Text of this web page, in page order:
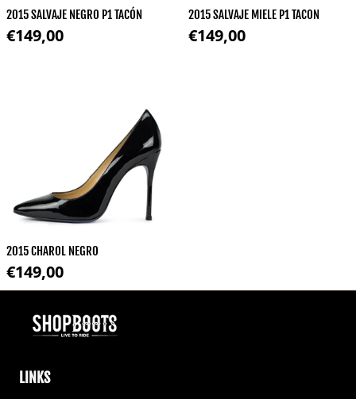
2015 SALVAJE NEGRO P1 TACÓN
Precio regular
€149,00
2015 SALVAJE MIELE P1 TACON
Precio regular
€149,00
2015 CHAROL NEGRO
Precio regular
€149,00
LINKS